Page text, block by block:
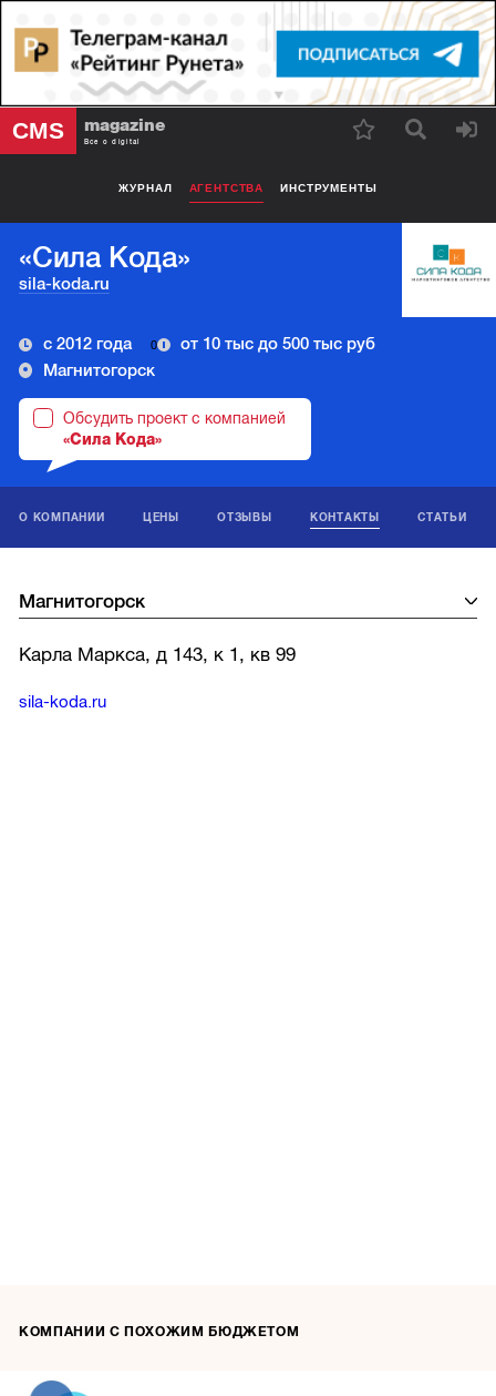
CMS magazine
Все о digital
ЖУРНАЛ АГЕНТСТВА ИНСТРУМЕНТЫ
«Сила Кода»
sila-koda.ru
с 2012 года 0
от 10 тыс до 500 тыс руб
Магнитогорск
Обсудить проект с компанией
«Сила Кода»
О КОМПАНИИ ЦЕНЫ ОТЗЫВЫ КОНТАКТЫ СТАТЬИ
Карла Маркса, д 143, к 1, кв 99
sila-koda.ru
КОМПАНИИ С ПОХОЖИМ БЮДЖЕТОМ